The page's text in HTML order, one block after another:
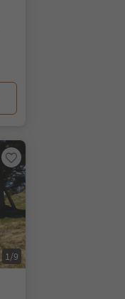
1/9